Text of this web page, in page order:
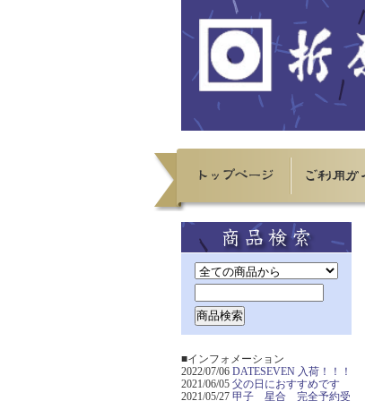
■インフォメーション
2022/07/06 DATESEVEN 入荷！！！
2021/06/05 父の日におすすめです
2021/05/27 甲子 星合 完全予約受